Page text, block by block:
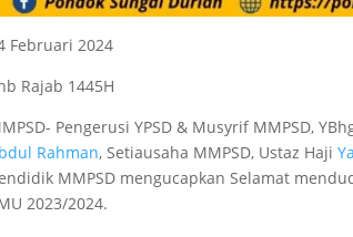
Februari 2024
Rajab 1445H
Pengerusi YPSD & Musyrif MMPSD,
Rahman, Setiausaha MMPSD, Ustaz Haji
MMPSD mengucapkan Selamat
2023/2024.